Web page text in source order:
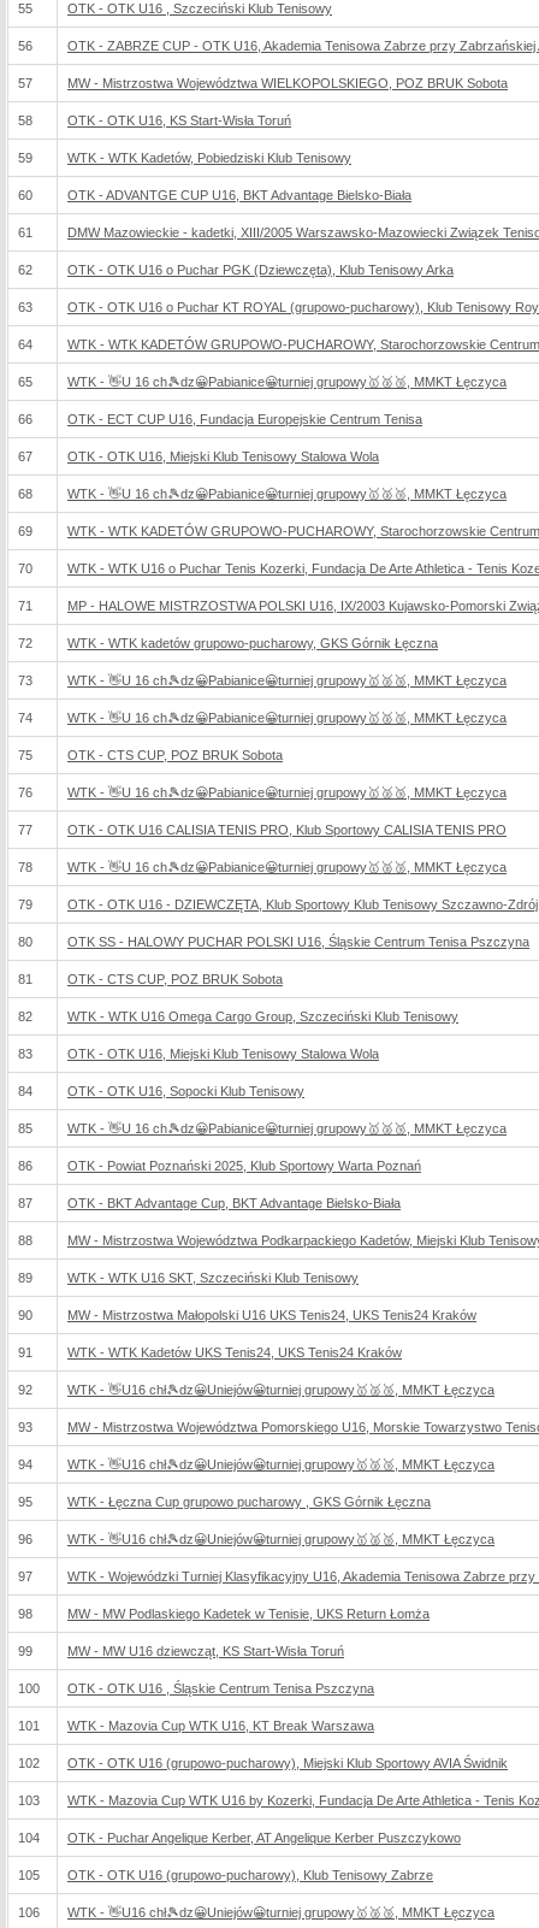
55 OTK - OTK U16 , Szczeciński Klub Tenisowy
56 OTK - ZABRZE CUP - OTK U16, Akademia Tenisowa Zabrze przy
57 MW - Mistrzostwa Województwa WIELKOPOLSKIEGO, POZ BRUK Sobota
58 OTK - OTK U16, KS Start-Wisła Toruń
59 WTK - WTK Kadetów, Pobiedziski Klub Tenisowy
60 OTK - ADVANTGE CUP U16, BKT Advantage Bielsko-Biała
61 DMW Mazowieckie - kadetki, XIII/2005 Warszawsko-Mazowiecki Związek
62 OTK - OTK U16 o Puchar PGK (Dziewczęta), Klub Tenisowy Arka
63 OTK - OTK U16 o Puchar KT ROYAL (grupowo-pucharowy), Klub Tenisowy
64 WTK - WTK KADETÓW GRUPOWO-PUCHAROWY, Starochorzowskie
65 WTK - 👋U 16 ch🎾dz😀Pabianice😀turniej grupowy🥇🥈🥉, MMKT Łęczyca
66 OTK - ECT CUP U16, Fundacja Europejskie Centrum Tenisa
67 OTK - OTK U16, Miejski Klub Tenisowy Stalowa Wola
68 WTK - 👋U 16 ch🎾dz😀Pabianice😀turniej grupowy🥇🥈🥉, MMKT Łęczyca
69 WTK - WTK KADETÓW GRUPOWO-PUCHAROWY, Starochorzowskie
70 WTK - WTK U16 o Puchar Tenis Kozerki, Fundacja De Arte Athletica - Tenis
71 MP - HALOWE MISTRZOSTWA POLSKI U16, IX/2003 Kujawsko-Pomorski
72 WTK - WTK kadetów grupowo-pucharowy, GKS Górnik Łęczna
73 WTK - 👋U 16 ch🎾dz😀Pabianice😀turniej grupowy🥇🥈🥉, MMKT Łęczyca
74 WTK - 👋U 16 ch🎾dz😀Pabianice😀turniej grupowy🥇🥈🥉, MMKT Łęczyca
75 OTK - CTS CUP, POZ BRUK Sobota
76 WTK - 👋U 16 ch🎾dz😀Pabianice😀turniej grupowy🥇🥈🥉, MMKT Łęczyca
77 OTK - OTK U16 CALISIA TENIS PRO, Klub Sportowy CALISIA TENIS PRO
78 WTK - 👋U 16 ch🎾dz😀Pabianice😀turniej grupowy🥇🥈🥉, MMKT Łęczyca
79 OTK - OTK U16 - DZIEWCZĘTA, Klub Sportowy Klub Tenisowy Szczawno-Zdrój
80 OTK SS - HALOWY PUCHAR POLSKI U16, Śląskie Centrum Tenisa Pszczyna
81 OTK - CTS CUP, POZ BRUK Sobota
82 WTK - WTK U16 Omega Cargo Group, Szczeciński Klub Tenisowy
83 OTK - OTK U16, Miejski Klub Tenisowy Stalowa Wola
84 OTK - OTK U16, Sopocki Klub Tenisowy
85 WTK - 👋U 16 ch🎾dz😀Pabianice😀turniej grupowy🥇🥈🥉, MMKT Łęczyca
86 OTK - Powiat Poznański 2025, Klub Sportowy Warta Poznań
87 OTK - BKT Advantage Cup, BKT Advantage Bielsko-Biała
88 MW - Mistrzostwa Województwa Podkarpackiego Kadetów, Miejski Klub
89 WTK - WTK U16 SKT, Szczeciński Klub Tenisowy
90 MW - Mistrzostwa Małopolski U16 UKS Tenis24, UKS Tenis24 Kraków
91 WTK - WTK Kadetów UKS Tenis24, UKS Tenis24 Kraków
92 WTK - 👋U16 chł🎾dz😀Uniejów😀turniej grupowy🥇🥈🥉, MMKT Łęczyca
93 MW - Mistrzostwa Województwa Pomorskiego U16, Morskie Towarzystwo
94 WTK - 👋U16 chł🎾dz😀Uniejów😀turniej grupowy🥇🥈🥉, MMKT Łęczyca
95 WTK - Łęczna Cup grupowo pucharowy , GKS Górnik Łęczna
96 WTK - 👋U16 chł🎾dz😀Uniejów😀turniej grupowy🥇🥈🥉, MMKT Łęczyca
97 WTK - Wojewódzki Turniej Klasyfikacyjny U16, Akademia Tenisowa Zabrze
98 MW - MW Podlaskiego Kadetek w Tenisie, UKS Return Łomża
99 MW - MW U16 dziewcząt, KS Start-Wisła Toruń
100 OTK - OTK U16 , Śląskie Centrum Tenisa Pszczyna
101 WTK - Mazovia Cup WTK U16, KT Break Warszawa
102 OTK - OTK U16 (grupowo-pucharowy), Miejski Klub Sportowy AVIA Świdnik
103 WTK - Mazovia Cup WTK U16 by Kozerki, Fundacja De Arte Athletica - Tenis
104 OTK - Puchar Angelique Kerber, AT Angelique Kerber Puszczykowo
105 OTK - OTK U16 (grupowo-pucharowy), Klub Tenisowy Zabrze
106 WTK - 👋U16 chł🎾dz😀Uniejów😀turniej grupowy🥇🥈🥉, MMKT Łęczyca